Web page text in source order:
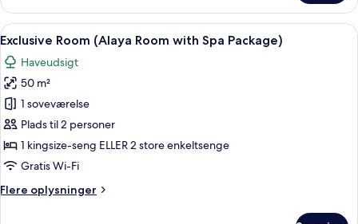
Room
with
Spa
Indlæs
alle
billeder
af
Exclusive
Room
(Alaya
Room
Spa
Et moderne hotelværelse med en
7
Exclusive Room (Alaya Room with Spa Package)
Haveudsigt
50 m²
1 soveværelse
Plads til 2 personer
1 kingsize-seng ELLER 2 store enkeltsenge
Gratis Wi-Fi
Flere oplysninger
Flere